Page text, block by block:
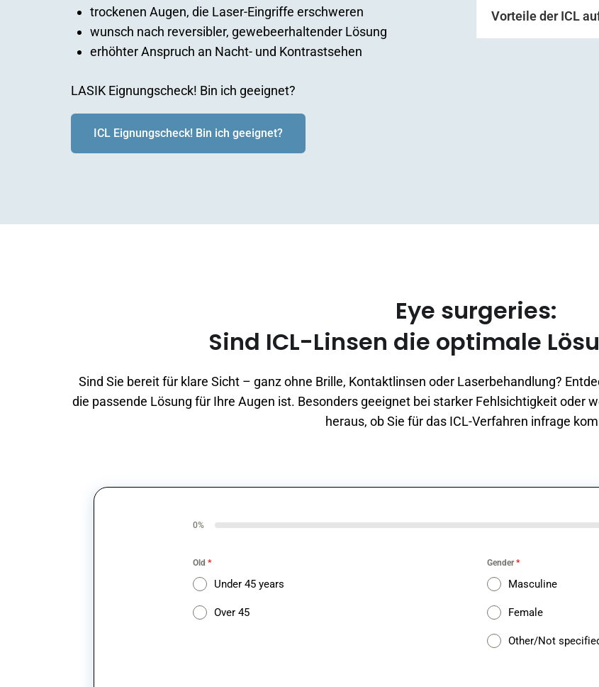
trockenen Augen, die Laser-Eingriffe erschweren
wunsch nach reversibler, gewebeerhaltender Lösung
erhöhter Anspruch an Nacht- und Kontrastsehen
LASIK Eignungscheck! Bin ich geeignet?
ICL Eignungscheck! Bin ich geeignet?
Vorteile der ICL
Eye surgeries:
Sind ICL-Linsen die optimale
Sind Sie bereit für klare Sicht – ganz ohne Brille, Kontaktlinsen oder Laserbehandlung?
die passende Lösung für Ihre Augen ist. Besonders geeignet bei starker Fehlsichtigkeit oder
heraus, ob Sie für das ICL-Verfahren infrage
0%
Old *
Under 45 years
Over 45
Gender*
Masculine
Female
Other/Not